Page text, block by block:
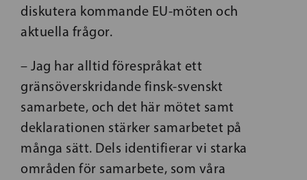
diskutera kommande EU-möten och
aktuella frågor.
– Jag har alltid förespråkat ett
gränsöverskridande finsk-svenskt
samarbete, och det här mötet samt
deklarationen stärker samarbetet på
många sätt. Dels identifierar vi starka
områden för samarbete, som våra